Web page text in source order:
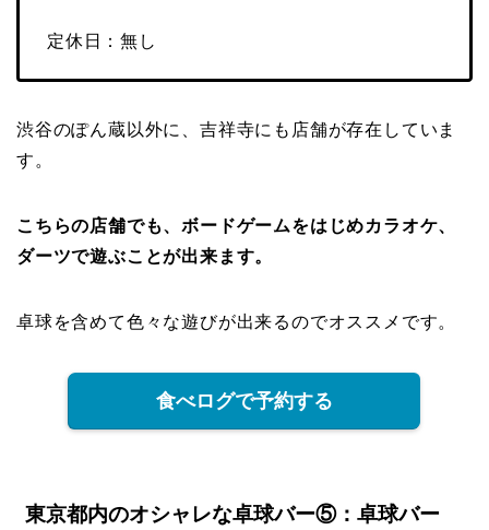
定休日：無し
渋谷のぽん蔵以外に、吉祥寺にも店舗が存在していま
す。
こちらの店舗でも、ボードゲームをはじめカラオケ、
ダーツで遊ぶことが出来ます。
卓球を含めて色々な遊びが出来るのでオススメです。
食べログで予約する
東京都内のオシャレな卓球バー⑤：卓球バー